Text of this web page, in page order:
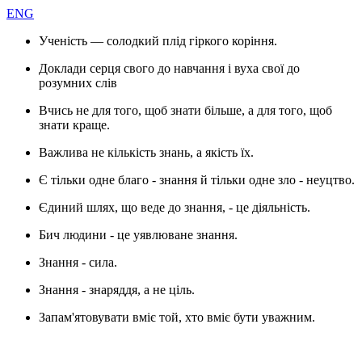
ENG
Ученість — солодкий плід гіркого коріння.
Доклади серця свого до навчання і вуха свої до
розумних слів
Вчись не для того, щоб знати більше, а для того, щоб
знати краще.
Важлива не кількість знань, а якість їх.
Є тільки одне благо - знання й тільки одне зло - неуцтво.
Єдиний шлях, що веде до знання, - це діяльність.
Бич людини - це уявлюване знання.
Знання - сила.
Знання - знаряддя, а не ціль.
Запам'ятовувати вміє той, хто вміє бути уважним.